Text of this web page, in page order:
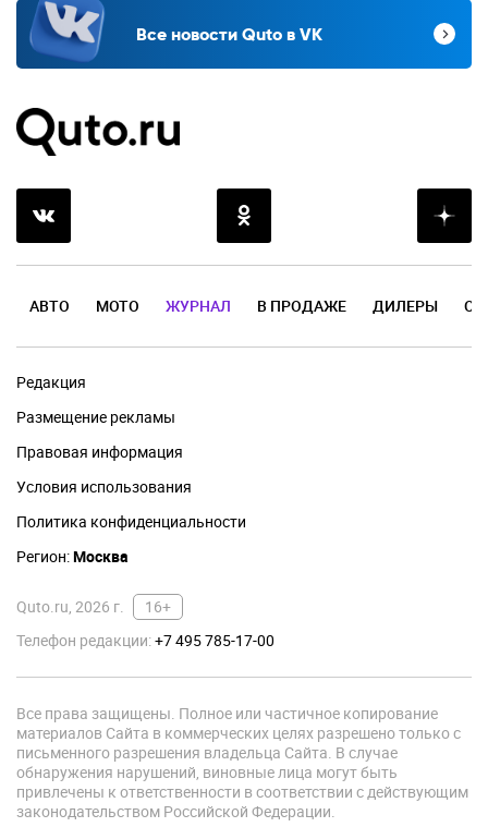
Все новости Quto в VK
АВТО МОТО ЖУРНАЛ В ПРОДАЖЕ ДИЛЕРЫ
Редакция
Размещение рекламы
Правовая информация
Условия использования
Политика конфиденциальности
Регион:Москва
Quto.ru, 2026 г.
16+
Телефон редакции:+7 495 785-17-00
Все права защищены. Полное или частичное копирование
материалов Сайта в коммерческих целях разрешено только с
письменного разрешения владельца Сайта. В случае
обнаружения нарушений, виновные лица могут быть
привлечены к ответственности в соответствии с действующим
законодательством Российской Федерации.